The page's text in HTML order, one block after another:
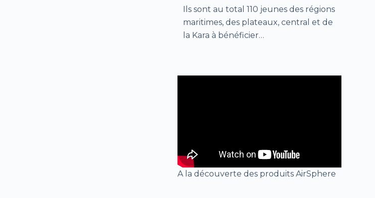
Ils sont au total 110 jeunes des régions
maritimes, des plateaux, central et de
la Kara à bénéficier…
A la découverte des produits AirSphere